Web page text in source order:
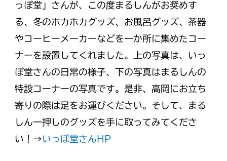
っぽ堂」さんが、この度まるしんがお奨めす
る、冬のホカホカグッズ、お風呂グッズ、茶器
やコーヒーメーカーなどを一か所に集めたコー
ナーを設置してくれました。上の写真は、いっ
ぽ堂さんの日常の様子、下の写真はまるしんの
特設コーナーの写真です。是非、高岡にお立ち
寄りの際は足をお運びください。そして、まる
しん一押しのグッズを手に取ってみてくださ
い！→いっぽ堂さんHP